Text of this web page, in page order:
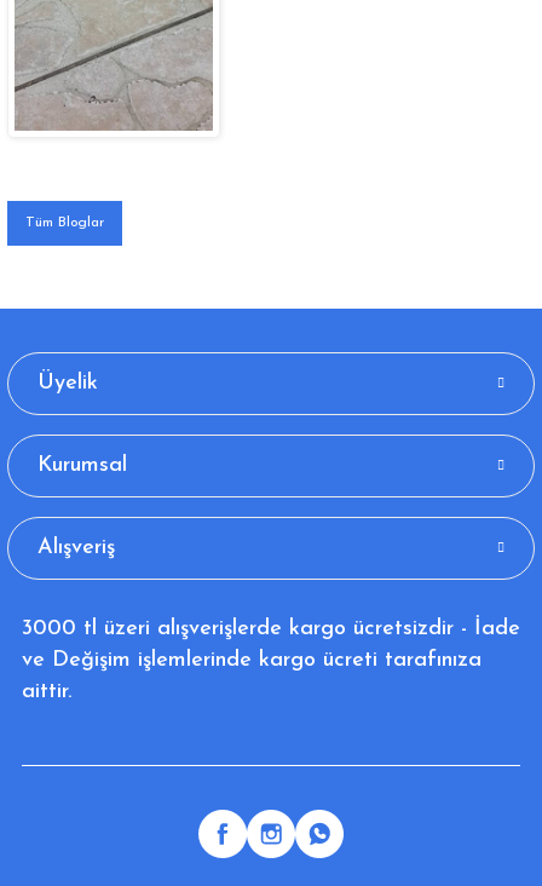
Tüm Bloglar
Üyelik
Kurumsal
Alışveriş
3000 tl üzeri alışverişlerde kargo ücretsizdir - İade
ve Değişim işlemlerinde kargo ücreti tarafınıza
aittir.